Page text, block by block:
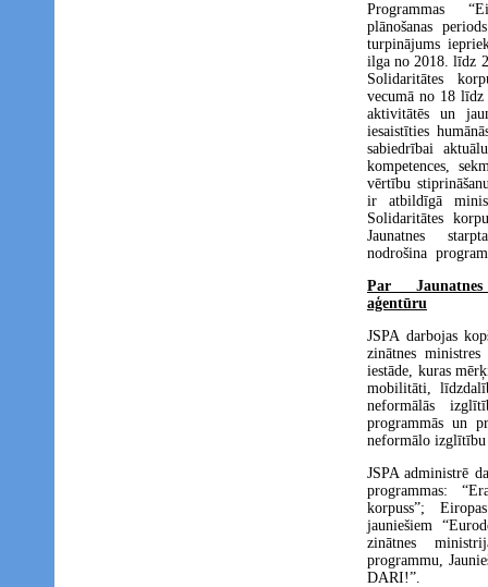
Programmas
plānošanas
turpinājums
ilga no 2018. līdz
Solidaritātes
vecumā no 18 līdz
aktivitātēs un
iesaistīties
sabiedrībai
kompetences,
vērtību
ir atbildīgā
Solidaritātes
Jaunatnes
nodrošina
Par
aģentūru
JSPA darbojas
zinātnes ministres
iestāde, kuras
mobilitāti,
neformālās
programmās un
neformālo
JSPA administrē
programmas:
korpuss”;
jauniešiem
zinātnes
programmu,
DARI!”.